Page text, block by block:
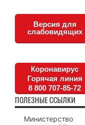
Версия для
слабовидящих
Коронавирус
Горячая линия
8 800 707-85-72
ПОЛЕЗНЫЕ ССЫЛКИ
Министерство